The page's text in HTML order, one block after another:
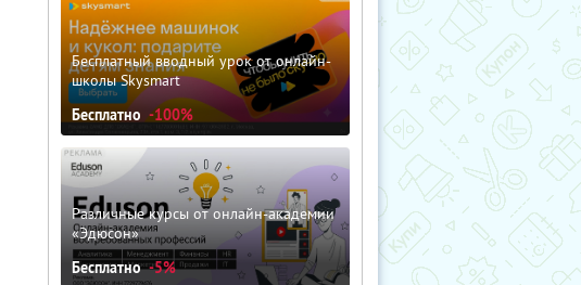
Бесплатный вводный урок от онлайн-
школы Skysmart
Бесплатно -100%
Различные курсы от онлайн-академии
«Эдюсон»
Бесплатно -5%